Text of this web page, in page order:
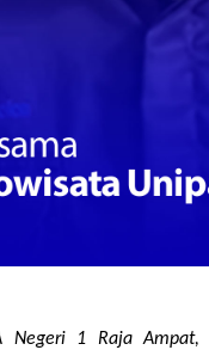
Negeri 1 Raja Ampat,